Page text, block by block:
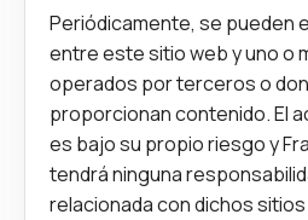
Periódicamente, se pueden
entre este sitio web y uno o
operados por terceros o
proporcionan contenido. El
es bajo su propio riesgo y
tendrá ninguna
relacionada con dichos